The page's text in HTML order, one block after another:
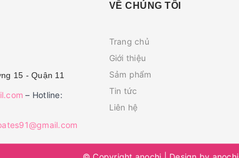
15 - Quận 11
– Hotline:
VỀ CHÚNG TÔI
Trang chủ
Giới thiệu
Sảm phẩm
Tin tức
Liên hệ